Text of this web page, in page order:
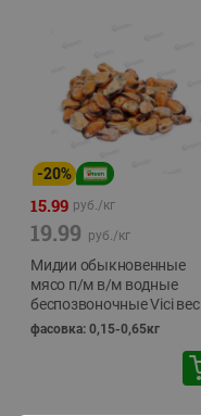
-20%
15.99 руб./кг
19.99 руб./кг
Мидии обыкновенные
мясо п/м в/м водные
беспозвоночные Vici вес
фасовка: 0,15-0,65кг